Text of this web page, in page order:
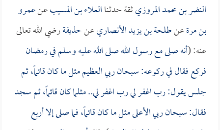
النضر بن محمد المروزيثقة حدثناالعلاء بن المسيبعنعمرو
بن مرةعنطلحة بن يزيد الأنصاريعنحذيفةرضي الله تعالى
عنه: (أنه صلى مع رسول الله صلى الله عليه وسلم في رمضان
فركع فقال في ركوعه: سبحان ربي العظيم مثل ما كان قائماً، ثم
جلس يقول: رب اغفر لي رب اغفر لي.. مثلما كان قائماً، ثم سجد
فقال: سبحان ربي الأعلى مثل ما كان قائماً، فما صلى إلا أربع